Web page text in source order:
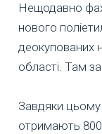
Нещодавно
нового
деокупованих
області. Там
Завдяки цьому
отримають